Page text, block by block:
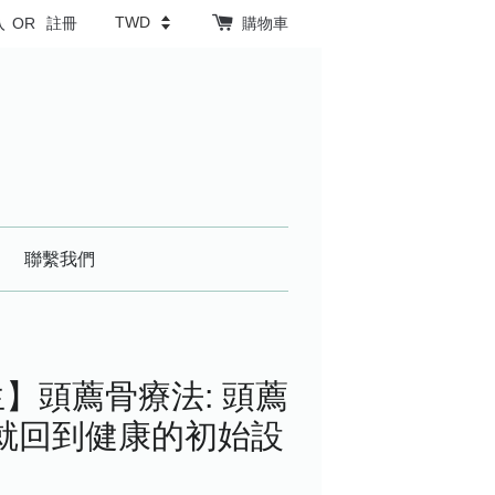
OR 註冊 購物車
聯繫我們
頭薦骨療法: 頭薦
回到健康的初始設